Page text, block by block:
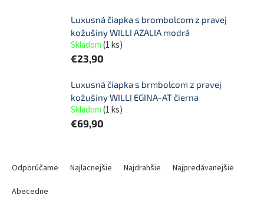
Luxusná čiapka s brombolcom z pravej
kožušiny WILLI AZALIA modrá
Skladom(1 ks)
€23,90
Luxusná čiapka s brmbolcom z pravej
kožušiny WILLI EGINA-AT čierna
Skladom(1 ks)
€69,90
Odporúčame Najlacnejšie Najdrahšie
Najpredávanejšie
Abecedne